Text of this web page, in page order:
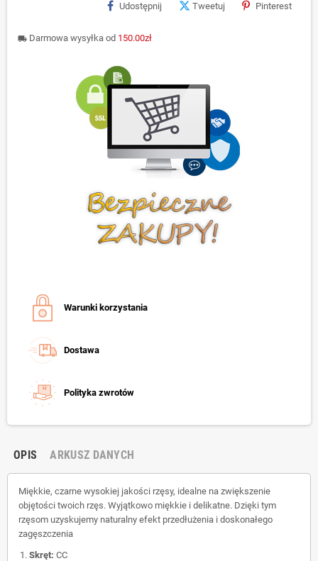
Udostępnij Tweetuj Pinterest
local_shipping Darmowa wysyłka od 150.00zł
Warunki korzystania
Dostawa
Polityka zwrotów
OPIS ARKUSZ DANYCH
Miękkie, czarne wysokiej jakości rzęsy, idealne na zwiększenie
objętości twoich rzęs. Wyjątkowo miękkie i delikatne. Dzięki tym
rzęsom uzyskujemy naturalny efekt przedłużenia i doskonałego
zagęszczenia
Skręt: CC